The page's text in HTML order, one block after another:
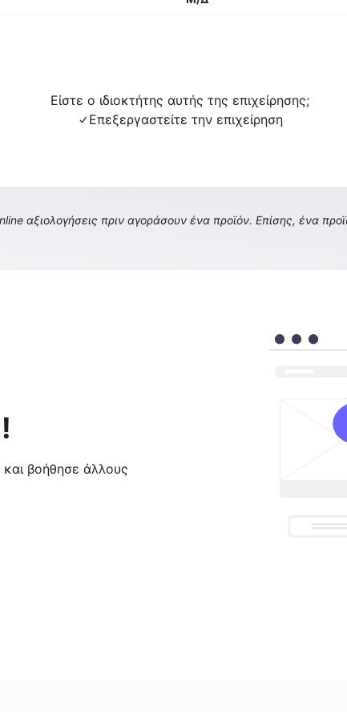
Είστε ο ιδιοκτήτης αυτής της επιχείρησης;
Επεξεργαστείτε την επιχείρηση
αξιολογήσεις πριν αγοράσουν ένα προϊόν. Επίσης, ένα
βοήθησε άλλους